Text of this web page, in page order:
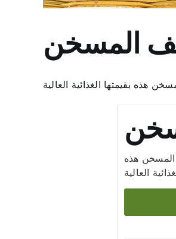
المسخن
بقيمتها الغذائية العالية
المسخن هذه
العالية